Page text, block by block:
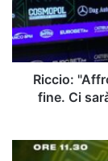
qui
alla
fine.
Ci
serve
Riccio:
fine. Ci
Primavera